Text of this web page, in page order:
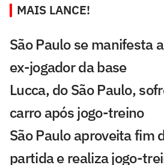
MAIS LANCE!
São Paulo se manifesta
ex-jogador da base
Lucca, do São Paulo,
carro após jogo-treino
São Paulo aproveita fim
partida e realiza jogo-